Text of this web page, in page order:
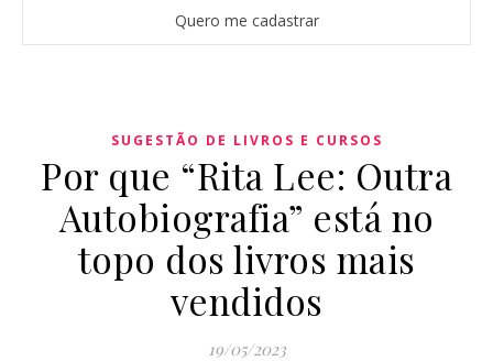
SUGESTÃO DE LIVROS E CURSOS
Por que “Rita Lee: Outra
Autobiografia” está no
topo dos livros mais
vendidos
19/05/2023